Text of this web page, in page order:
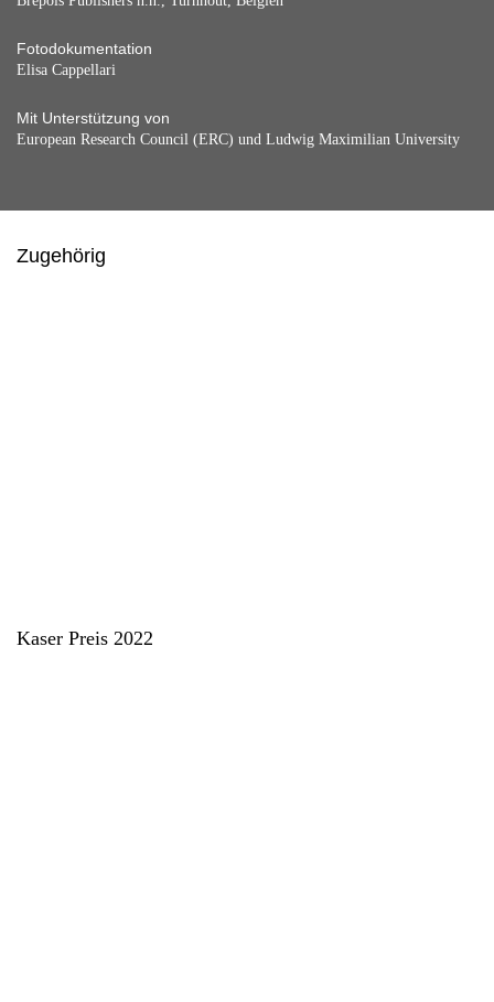
Fotodokumentation
Elisa Cappellari
Mit Unterstützung von
European Research Council (ERC) und Ludwig Maximilian University
Zugehörig
Kaser Preis 2022